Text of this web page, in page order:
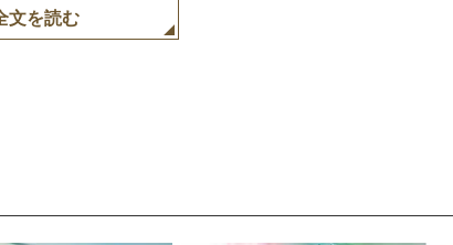
文を読む